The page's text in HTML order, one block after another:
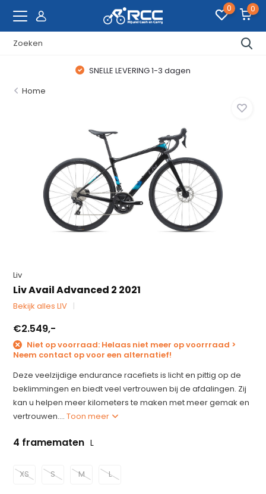
0 0
SNELLE LEVERING 1-3 dagen
Home
Liv
Liv Avail Advanced 2 2021
Bekijk alles LIV
€2.549,-
Niet op voorraad: Helaas niet meer op voorrraad >
Neem contact op voor een alternatief!
Deze veelzijdige endurance racefiets is licht en pittig op de
beklimmingen en biedt veel vertrouwen bij de afdalingen. Zij
kan u helpen meer kilometers te maken met meer gemak en
vertrouwen....Toon meer
4 framematen L
XS S M L